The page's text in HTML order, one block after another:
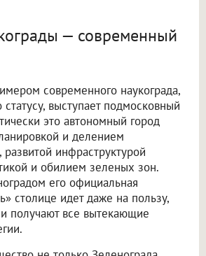
— современный
современного наукограда,
выступает подмосковный
это автономный город
и делением
инфраструктурой
и обилием зеленых зон.
его официальная
столице идет даже на пользу,
получают все вытекающие